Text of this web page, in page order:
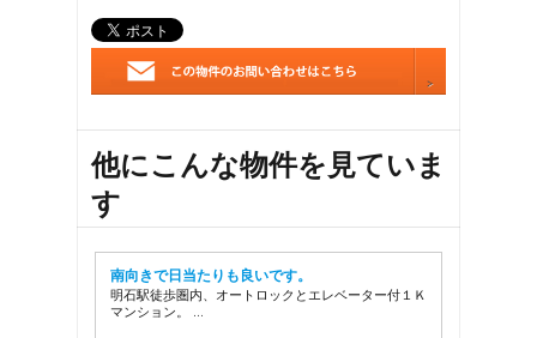
26
28
29
他にこんな物件を見ていま
す
南向きで日当たりも良いです。
明石駅徒歩圏内、オートロックとエレベーター付１Ｋ
マンション。 …